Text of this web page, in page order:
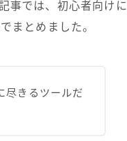
事では、初心者向けに
まとめました。
尽きるツールだ